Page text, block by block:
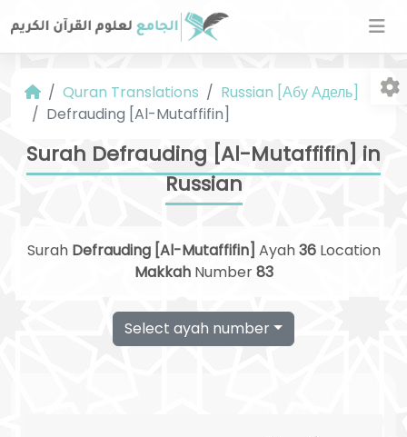
Quran Translations
Russian [Абу Адель]
Defrauding [Al-Mutaffifin]
Surah Defrauding [Al-Mutaffifin] in
Russian
Surah Defrauding [Al-Mutaffifin] Ayah36Location
MakkahNumber83
Select ayah number